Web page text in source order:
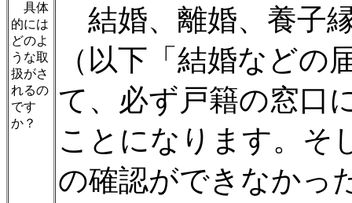
具体
的には
どのよ
うな取
扱がさ
れるの
です
か？
結婚、離婚、養子
（以下「結婚など
て、必ず戸籍の窓口
ことになります。そ
の確認ができなかっ